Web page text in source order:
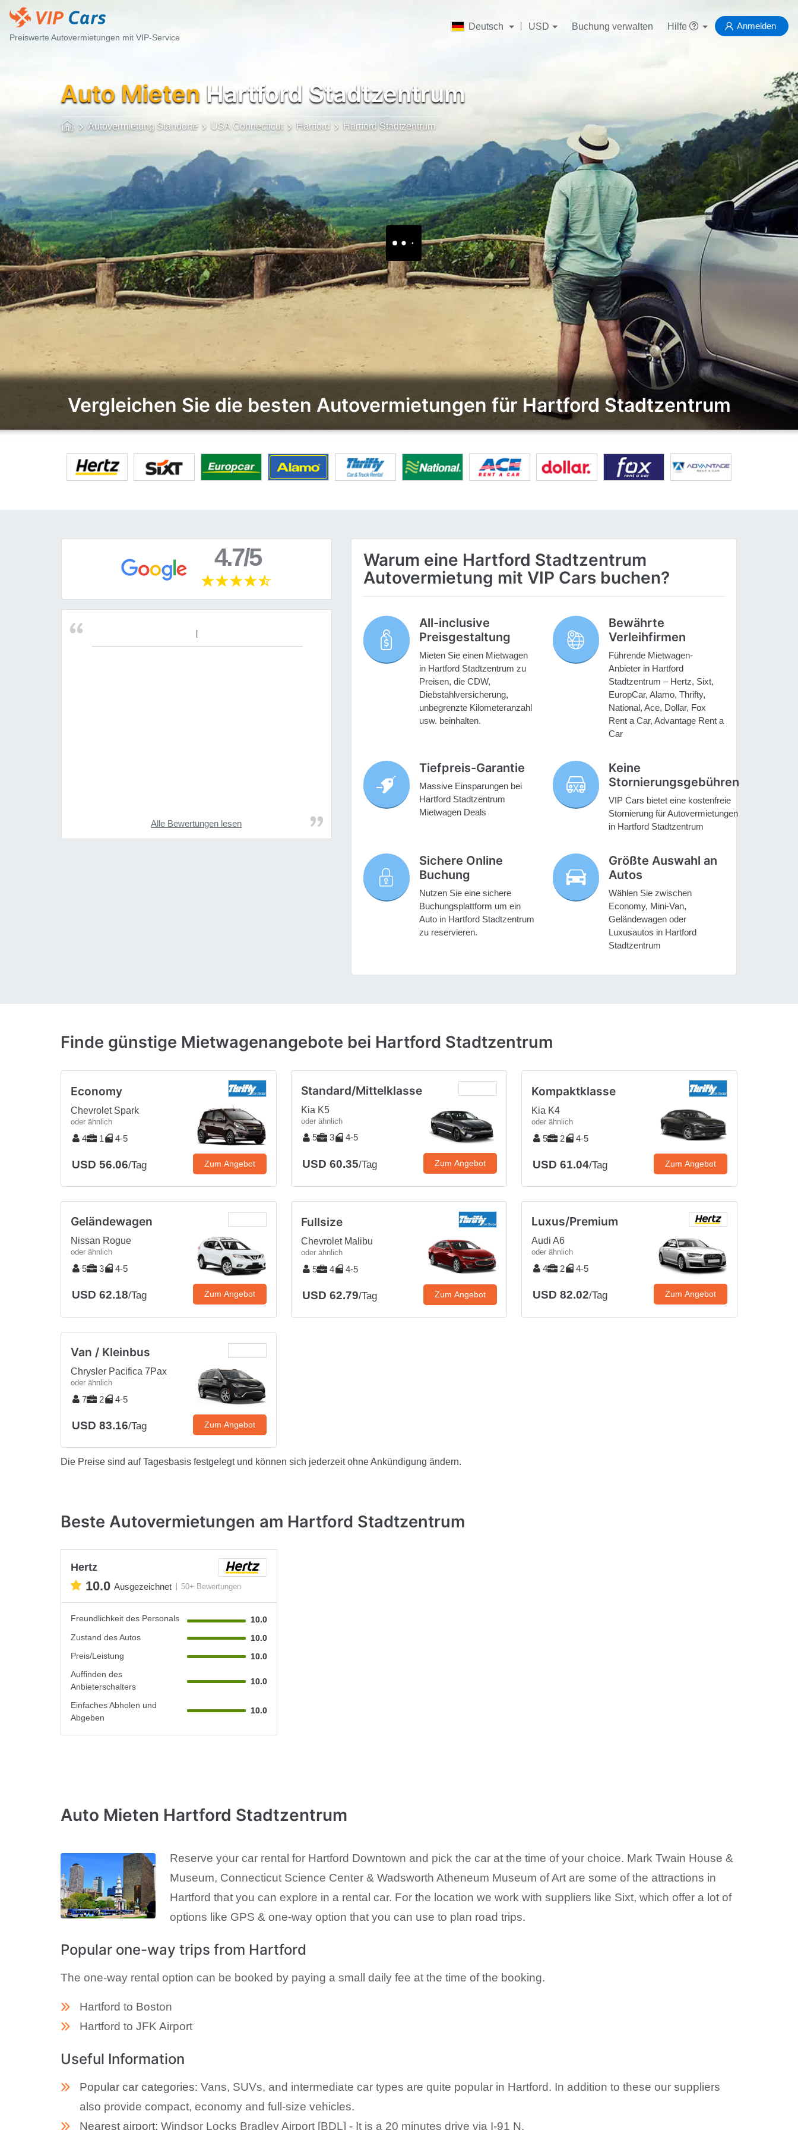
Preiswerte Autovermietungen mit VIP-Service
Deutsch USD Buchung verwalten Hilfe Anmelden
Auto Mieten Hartford Stadtzentrum
Autovermietung Standorte USA Connecticut Hartford Hartford Stadtzentrum
Vergleichen Sie die besten Autovermietungen für Hartford Stadtzentrum
4.7/5
Alle Bewertungen lesen
Warum eine Hartford Stadtzentrum
Autovermietung mit VIP Cars buchen?
All-inclusive
Preisgestaltung
Mieten Sie einen Mietwagen
in Hartford Stadtzentrum zu
Preisen, die CDW,
Diebstahlversicherung,
unbegrenzte Kilometeranzahl
usw. beinhalten.
Bewährte
Verleihfirmen
Führende Mietwagen-
Anbieter in Hartford
Stadtzentrum – Hertz, Sixt,
EuropCar, Alamo, Thrifty,
National, Ace, Dollar, Fox
Rent a Car, Advantage Rent a
Car
Tiefpreis-Garantie
Massive Einsparungen bei
Hartford Stadtzentrum
Mietwagen Deals
Keine
Stornierungsgebühren
VIP Cars bietet eine kostenfreie
Stornierung für Autovermietungen
in Hartford Stadtzentrum
Sichere Online
Buchung
Nutzen Sie eine sichere
Buchungsplattform um ein
Auto in Hartford Stadtzentrum
zu reservieren.
Größte Auswahl an
Autos
Wählen Sie zwischen
Economy, Mini-Van,
Geländewagen oder
Luxusautos in Hartford
Stadtzentrum
Finde günstige Mietwagenangebote bei Hartford Stadtzentrum
Economy
Chevrolet Spark
oder ähnlich
4 1 4-5
USD 56.06/Tag Zum Angebot
Standard/Mittelklasse
Kia K5
oder ähnlich
5 3 4-5
USD 60.35/Tag Zum Angebot
Kompaktklasse
Kia K4
oder ähnlich
5 2 4-5
USD 61.04/Tag Zum Angebot
Geländewagen
Nissan Rogue
oder ähnlich
5 3 4-5
USD 62.18/Tag Zum Angebot
Fullsize
Chevrolet Malibu
oder ähnlich
5 4 4-5
USD 62.79/Tag Zum Angebot
Luxus/Premium
Audi A6
oder ähnlich
4 2 4-5
USD 82.02/Tag Zum Angebot
Van / Kleinbus
Chrysler Pacifica 7Pax
oder ähnlich
7 2 4-5
USD 83.16/Tag Zum Angebot
Die Preise sind auf Tagesbasis festgelegt und können sich jederzeit ohne Ankündigung ändern.
Beste Autovermietungen am Hartford Stadtzentrum
Hertz
10.0 Ausgezeichnet 50+ Bewertungen
Freundlichkeit des Personals
10.0
Zustand des Autos
10.0
Preis/Leistung
10.0
Auffinden des
Anbieterschalters
10.0
Einfaches Abholen und
Abgeben
10.0
Auto Mieten Hartford Stadtzentrum
Reserve your car rental for Hartford Downtown and pick the car at the time of your choice. Mark Twain House &
Museum, Connecticut Science Center & Wadsworth Atheneum Museum of Art are some of the attractions in
Hartford that you can explore in a rental car. For the location we work with suppliers like Sixt, which offer a lot of
options like GPS & one-way option that you can use to plan road trips.
Popular one-way trips from Hartford
The one-way rental option can be booked by paying a small daily fee at the time of the booking.
Hartford to Boston
Hartford to JFK Airport
Useful Information
Popular car categories: Vans, SUVs, and intermediate car types are quite popular in Hartford. In addition to these our suppliers
also provide compact, economy and full-size vehicles.
Nearest airport: Windsor Locks Bradley Airport [BDL] - It is a 20 minutes drive via I-91 N.